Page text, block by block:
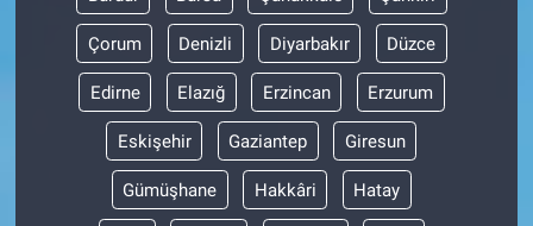
Çorum Denizli Diyarbakır Düzce
Edirne Elazığ Erzincan Erzurum
Eskişehir Gaziantep Giresun
Gümüşhane Hakkâri Hatay